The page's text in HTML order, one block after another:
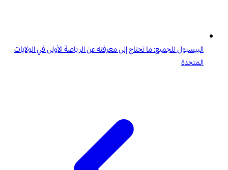
البيسبول للجميع: ما تحتاج إلى معرفته عن الرياضة الأولى في الولايات
المتحدة